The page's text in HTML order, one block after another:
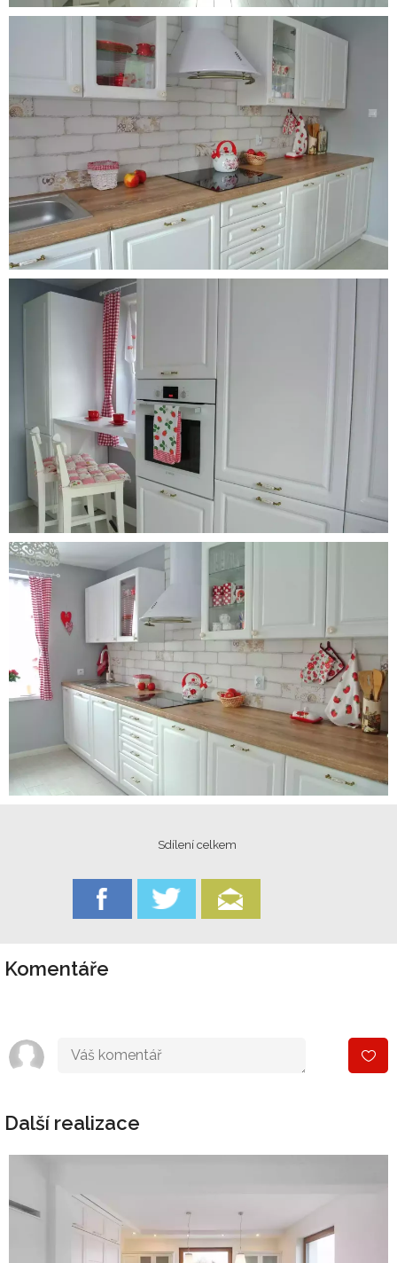
Sdílení celkem
Komentáře
Další realizace